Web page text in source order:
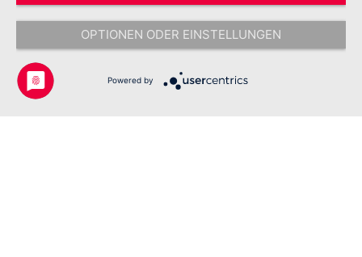
* Alle Preise inkl. gesetzl. Mehrwertsteuer zzgl.Versandkostenund ggf.
Nachnahmegebühren, wenn nicht anders angegeben.
Copyright © 2026 Johanniter-Unfall-Hilfe e.V. - Alle Rechte
vorbehalten.
OPTIONEN ODER EINSTELLUNGEN
Powered by